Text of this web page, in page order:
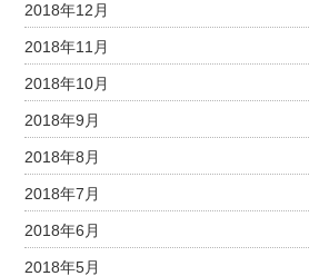
2018年12月
2018年11月
2018年10月
2018年9月
2018年8月
2018年7月
2018年6月
2018年5月